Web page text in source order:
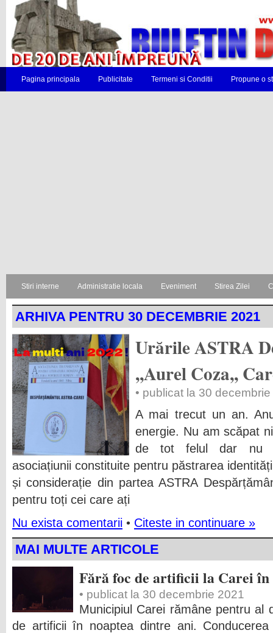
Pagina principala Publicitate Termeni si Conditii Propune o
Stiri interne Administratie locala Eveniment Stirea Zilei
ARHIVA PENTRU 30 DECEMBRIE 2021
Urările ASTRA
,,Aurel Coza,,
• publicat la 30
A mai trecut un an.
energie. Nu am scăpat
de tot felul dar nu
asociațiunii constituite pentru păstrarea
și considerație din partea ASTRA
pentru toți cei care ați
Nu exista comentarii • Citeste in continuare »
MAI MULTE ARTICOLE
Fără foc de artificii la Carei
• publicat la 30 decembrie 2021
Municipiul Carei rămâne pentru al
de artificii în noaptea dintre ani.